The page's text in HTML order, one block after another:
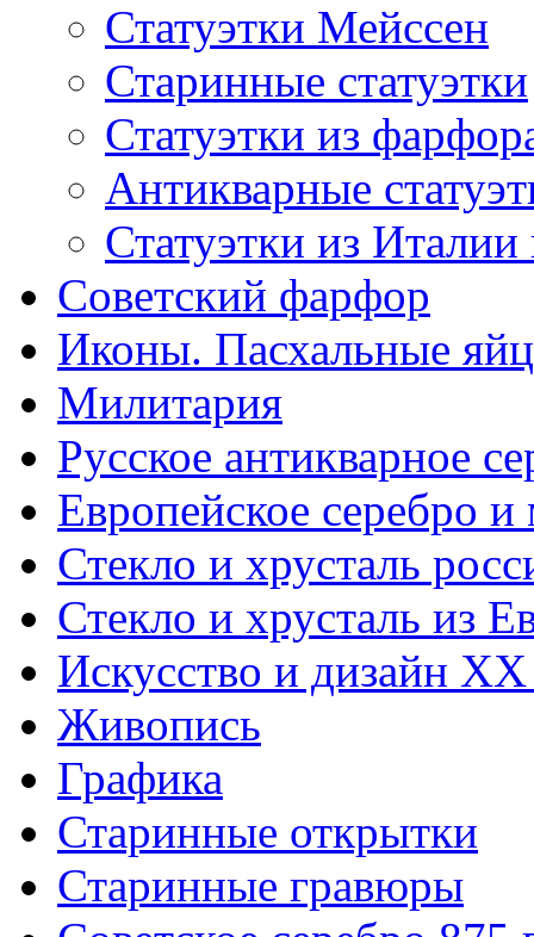
Статуэтки Мейссен
Старинные статуэтки
Статуэтки из
Антикварные
Статуэтки из
Советский фарфор
Иконы. Пасхальные
Милитария
Русское антикварное
Европейское серебро
Стекло и хрусталь
Стекло и хрусталь из
Искусство и дизайн XX
Живопись
Графика
Старинные открытки
Старинные гравюры